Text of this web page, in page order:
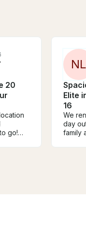
20
go!
NL
Elite
16
We
day
family